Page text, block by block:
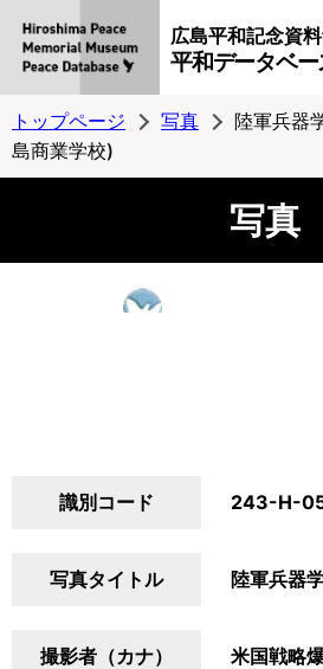
広島平和記念資
平和データベー
トップページ 写真
陸軍兵器
島商業学校)
写真
識別コード 243-H-
写真タイトル 陸軍兵器
撮影者（カナ） 米国戦略